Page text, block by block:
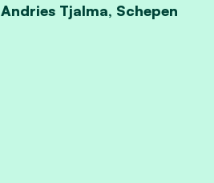
Andries Tjalma, Schepen